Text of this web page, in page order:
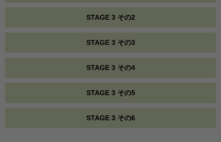
STAGE 3 その2
STAGE 3 その3
STAGE 3 その4
STAGE 3 その5
STAGE 3 その6